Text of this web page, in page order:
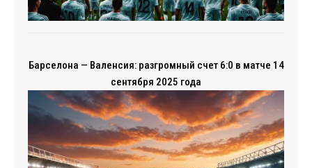
Барселона — Валенсия: разгромный счет 6:0 в матче 14
сентября 2025 года